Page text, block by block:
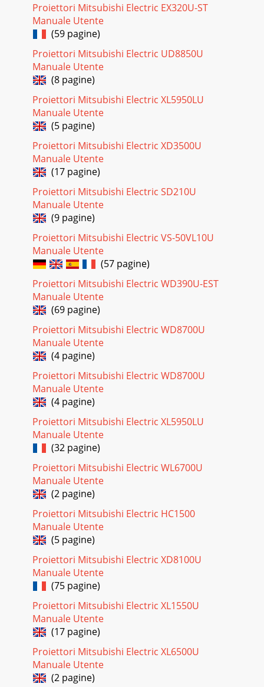
Proiettori Mitsubishi Electric EX320U-ST
Manuale Utente
(59 pagine)
Proiettori Mitsubishi Electric UD8850U
Manuale Utente
(8 pagine)
Proiettori Mitsubishi Electric XL5950LU
Manuale Utente
(5 pagine)
Proiettori Mitsubishi Electric XD3500U
Manuale Utente
(17 pagine)
Proiettori Mitsubishi Electric SD210U
Manuale Utente
(9 pagine)
Proiettori Mitsubishi Electric VS-50VL10U
Manuale Utente
(57 pagine)
Proiettori Mitsubishi Electric WD390U-EST
Manuale Utente
(69 pagine)
Proiettori Mitsubishi Electric WD8700U
Manuale Utente
(4 pagine)
Proiettori Mitsubishi Electric WD8700U
Manuale Utente
(4 pagine)
Proiettori Mitsubishi Electric XL5950LU
Manuale Utente
(32 pagine)
Proiettori Mitsubishi Electric WL6700U
Manuale Utente
(2 pagine)
Proiettori Mitsubishi Electric HC1500
Manuale Utente
(5 pagine)
Proiettori Mitsubishi Electric XD8100U
Manuale Utente
(75 pagine)
Proiettori Mitsubishi Electric XL1550U
Manuale Utente
(17 pagine)
Proiettori Mitsubishi Electric XL6500U
Manuale Utente
(2 pagine)